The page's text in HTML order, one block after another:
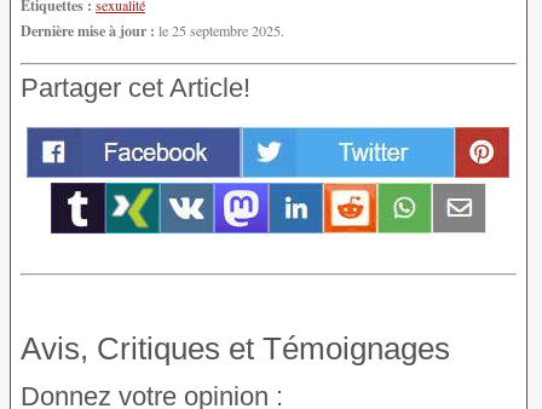
Étiquettes : sexualité
Dernière mise à jour : le 25 septembre 2025.
Partager cet Article!
Avis, Critiques et Témoignages
Donnez votre opinion :